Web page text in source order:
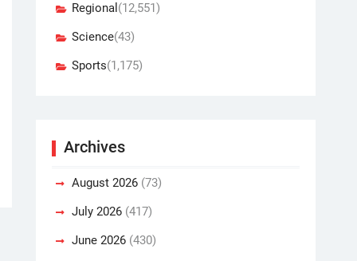
Regional (12,551)
Science(43)
Sports(1,175)
Archives
August 2026 (73)
July 2026 (417)
June 2026 (430)